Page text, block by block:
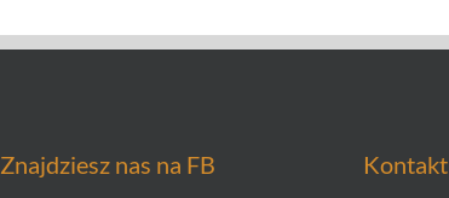
Znajdziesz nas na FB Kontakt